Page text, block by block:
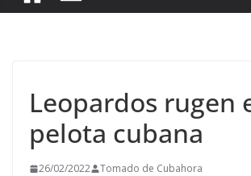
Leopardos rugen
pelota cubana
26/02/2022 Tomado de Cubahora